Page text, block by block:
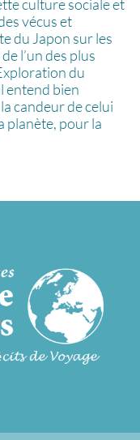
culture sociale et
vécus et
du Japon sur les
l’un des plus
du
entend bien
candeur de celui
planète, pour la